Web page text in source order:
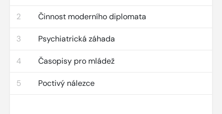
2 Činnost moderního diplomata
3 Psychiatrická záhada
4 Časopisy pro mládež
5 Poctivý nálezce